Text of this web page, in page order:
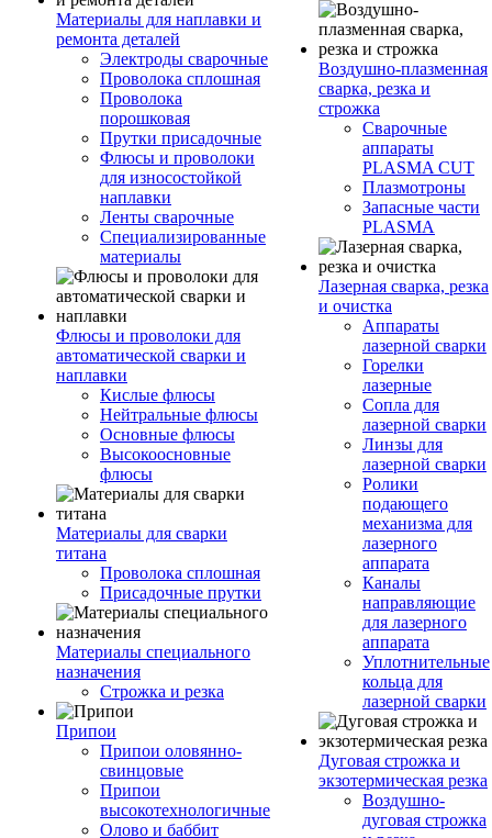
Материалы для наплавки и
ремонта деталей
Электроды сварочные
Проволока сплошная
Проволока
порошковая
Прутки присадочные
Флюсы и проволоки
для износостойкой
наплавки
Ленты сварочные
Специализированные
материалы
Флюсы и проволоки для
автоматической сварки и
наплавки
Кислые флюсы
Нейтральные флюсы
Основные флюсы
Высокоосновные
флюсы
Материалы для сварки
титана
Проволока сплошная
Присадочные прутки
Материалы специального
назначения
Строжка и резка
Припои
Припои оловянно-
свинцовые
Припои
высокотехнологичные
Олово и баббит
Воздушно-плазменная
сварка, резка и
строжка
Сварочные
аппараты
PLASMA CUT
Плазмотроны
Запасные части
PLASMA
Лазерная сварка, резка
и очистка
Аппараты
лазерной сварки
Горелки
лазерные
Сопла для
лазерной сварки
Линзы для
лазерной сварки
Ролики
подающего
механизма для
лазерного
аппарата
Каналы
направляющие
для лазерного
аппарата
Уплотнительные
кольца для
лазерной сварки
Дуговая строжка и
экзотермическая резка
Воздушно-
дуговая строжка